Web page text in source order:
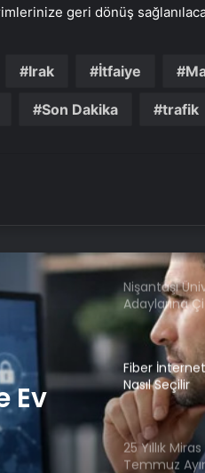
geri dönüş
Irak İtfaiye
Son Dakika trafik
Ev
Reklam
Tasarım
Nişantaşı
Adaylarına
Ücret ve
Fiber
Nasıl Seçilir
25 Yıllık
Temmuz